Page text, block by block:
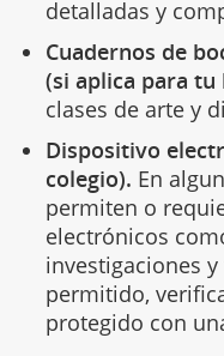
detalladas y
Cuadernos de
(si aplica para tu
clases de arte y
Dispositivo
colegio). En
permiten o
electrónicos
investigaciones
permitido,
protegido con